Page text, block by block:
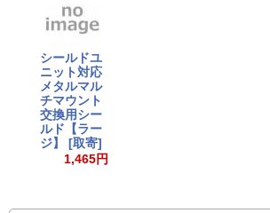
シールドユ
ニット対応
メタルマル
チマウント
交換用シー
ルド【ラー
ジ】 [取寄]
1,465円